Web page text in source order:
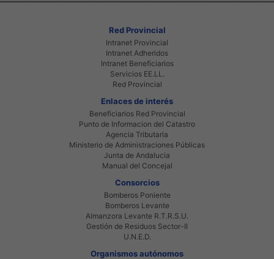
Red Provincial
Intranet Provincial
Intranet Adheridos
Intranet Beneficiarios
Servicios EE.LL.
Red Provincial
Enlaces de interés
Beneficiarios Red Provincial
Punto de Informacion del Catastro
Agencia Tributaria
Ministerio de Administraciones Públicas
Junta de Andalucia
Manual del Concejal
Consorcios
Bomberos Poniente
Bomberos Levante
Almanzora Levante R.T.R.S.U.
Gestión de Residuos Sector-II
U.N.E.D.
Organismos autónomos